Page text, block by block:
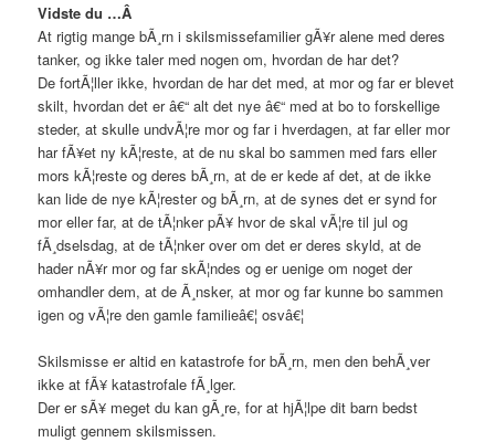
Vidste du …Â
At rigtig mange bÃ¸rn i skilsmissefamilier gÃ¥r alene med deres
tanker, og ikke taler med nogen om, hvordan de har det?
De fortÃ¦ller ikke, hvordan de har det med, at mor og far er blevet
skilt, hvordan det er â€“ alt det nye â€“ med at bo to forskellige
steder, at skulle undvÃ¦re mor og far i hverdagen, at far eller mor
har fÃ¥et ny kÃ¦reste, at de nu skal bo sammen med fars eller
mors kÃ¦reste og deres bÃ¸rn, at de er kede af det, at de ikke
kan lide de nye kÃ¦rester og bÃ¸rn, at de synes det er synd for
mor eller far, at de tÃ¦nker pÃ¥ hvor de skal vÃ¦re til jul og
fÃ¸dselsdag, at de tÃ¦nker over om det er deres skyld, at de
hader nÃ¥r mor og far skÃ¦ndes og er uenige om noget der
omhandler dem, at de Ã¸nsker, at mor og far kunne bo sammen
igen og vÃ¦re den gamle familieâ€¦ osvâ€¦
Skilsmisse er altid en katastrofe for bÃ¸rn, men den behÃ¸ver
ikke at fÃ¥ katastrofale fÃ¸lger.
Der er sÃ¥ meget du kan gÃ¸re, for at hjÃ¦lpe dit barn bedst
muligt gennem skilsmissen.